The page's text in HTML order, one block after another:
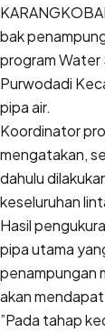
bak
program Water
Purwodadi
pipa air.
Koordinator
mengatakan,
dahulu
keseluruhan
Hasil
pipa utama
penampungan
akan
”Pada tahap